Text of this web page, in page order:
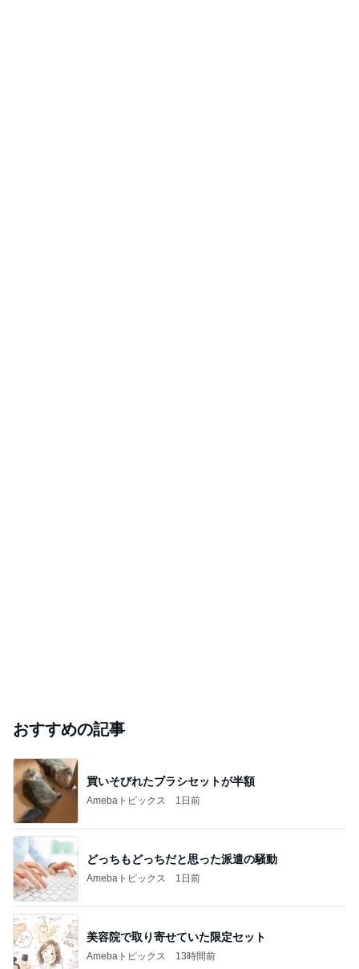
おすすめの記事
買いそびれたブラシセットが半額
Amebaトピックス 1日前
どっちもどっちだと思った派遣の騒動
Amebaトピックス 1日前
美容院で取り寄せていた限定セット
Amebaトピックス 13時間前